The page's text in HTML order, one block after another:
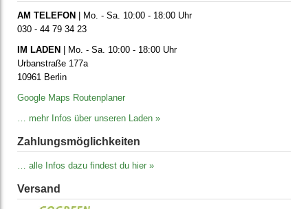
AM TELEFON
| Mo. - Sa. 10:00 - 18:00 Uhr
030 - 44 79 34 23
IM LADEN
| Mo. - Sa. 10:00 - 18:00 Uhr
Urbanstraße 177a
10961 Berlin
Google Maps Routenplaner
… mehr Infos über unseren Laden »
Zahlungs­möglich­keiten
… alle Infos dazu findest du hier »
Versand